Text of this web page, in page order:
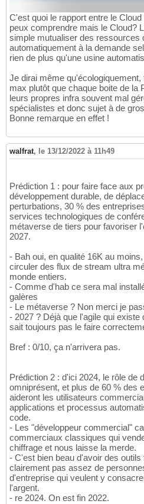
C'est quoi le rapport entre le
peux comprendre mais le Cloud?
simple mutualiser des ressources
automatiquement à la demande
rien de plus qu'une usine
Je dirai même
max plutôt que chaque boite de la
leurs propres infra souvent mal
spécialistes et donc sujet à de
Bonne remarque en effet !
walfrat, le 13/12/2022 à 11h49
Prédiction 1 : pour faire face aux
développement durable, de
perturbations, 30 % des
services technologiques de
métaverse de tiers pour favoriser
2027.
- Bah oui, en qualité 16K au
circuler des flux de stream ultra
monde entiers.
- Comme d'hab ce sera mal
galères
- Le métaverse ? Non merci je
- 2027 ? Déjà que l'agile qui existe
sait toujours pas le faire
Bref : 0/10, ça n'arrivera pas.
Prédiction 2 : d'ici 2024, le rôle de
omniprésent, et plus de 60 % des
aideront les utilisateurs
applications et processus
code.
- Les "développeur commercial"
commerciaux classiques qui
chiffrage et nous laisse la merde.
- C'est bien beau d'avoir des
clairement pas assez de
d'entreprise qui veulent y
l'argent.
- re 2024. On est fin 2022.